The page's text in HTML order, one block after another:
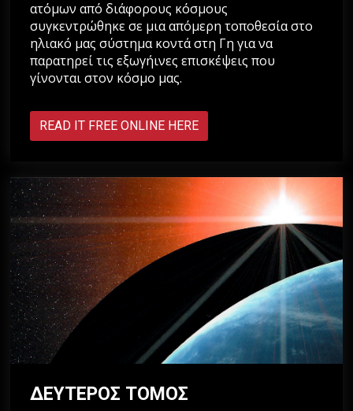
ατόμων από διάφορους κόσμους
συγκεντρώθηκε σε μια απόμερη τοποθεσία στο
ηλιακό μας σύστημα κοντά στη Γη για να
παρατηρεί τις εξωγήινες επισκέψεις που
γίνονται στον κόσμο μας.
READ IT FREE ONLINE HERE
ΔΕΥΤΕΡΟΣ ΤΟΜΟΣ